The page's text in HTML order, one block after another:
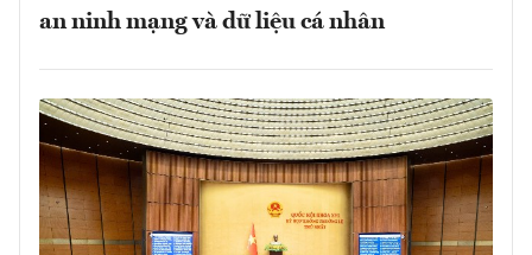
an ninh mạng và dữ liệu cá nhân